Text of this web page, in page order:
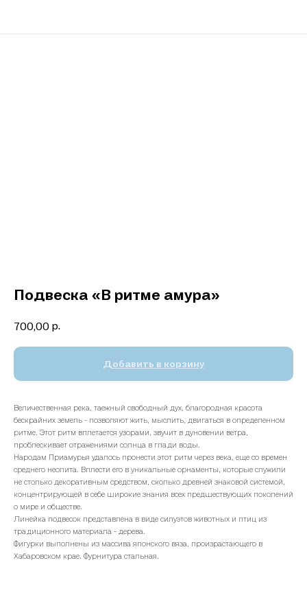
Подвеска «В ритме амура»
700,00 р.
Добавить в корзину
Величественная река, таежный свободный дух, благородная красота
бескрайних земель - позволяют жить, мыслить, двигаться в определенном
ритме. Этот ритм вплетается узорами, звучит в дуновении ветра,
проблескивает отражениями солнца в глади воды.
Народам Приамурья удалось пронести этот ритм через века, еще со времен
среднего неолита. Вплести его в уникальные орнаменты, которые служили
не столько декоративным средством, сколько древней знаковой системой,
концентрирующей в себе широкие знания всех предшествующих поколений
о мире и обществе.
Линейка подвесок представлена в виде силуэтов животных и птиц из
традиционного материала - дерева.
Фигурки выполнены из массива японского вяза, произрастающего в
Хабаровском крае. Фурнитура стальная.